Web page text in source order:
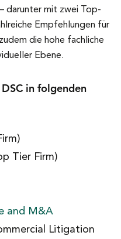
darunter mit zwei Top-
Empfehlungen für
die hohe fachliche
Ebene.
in folgenden
Tier Firm)
and M&A
Litigation